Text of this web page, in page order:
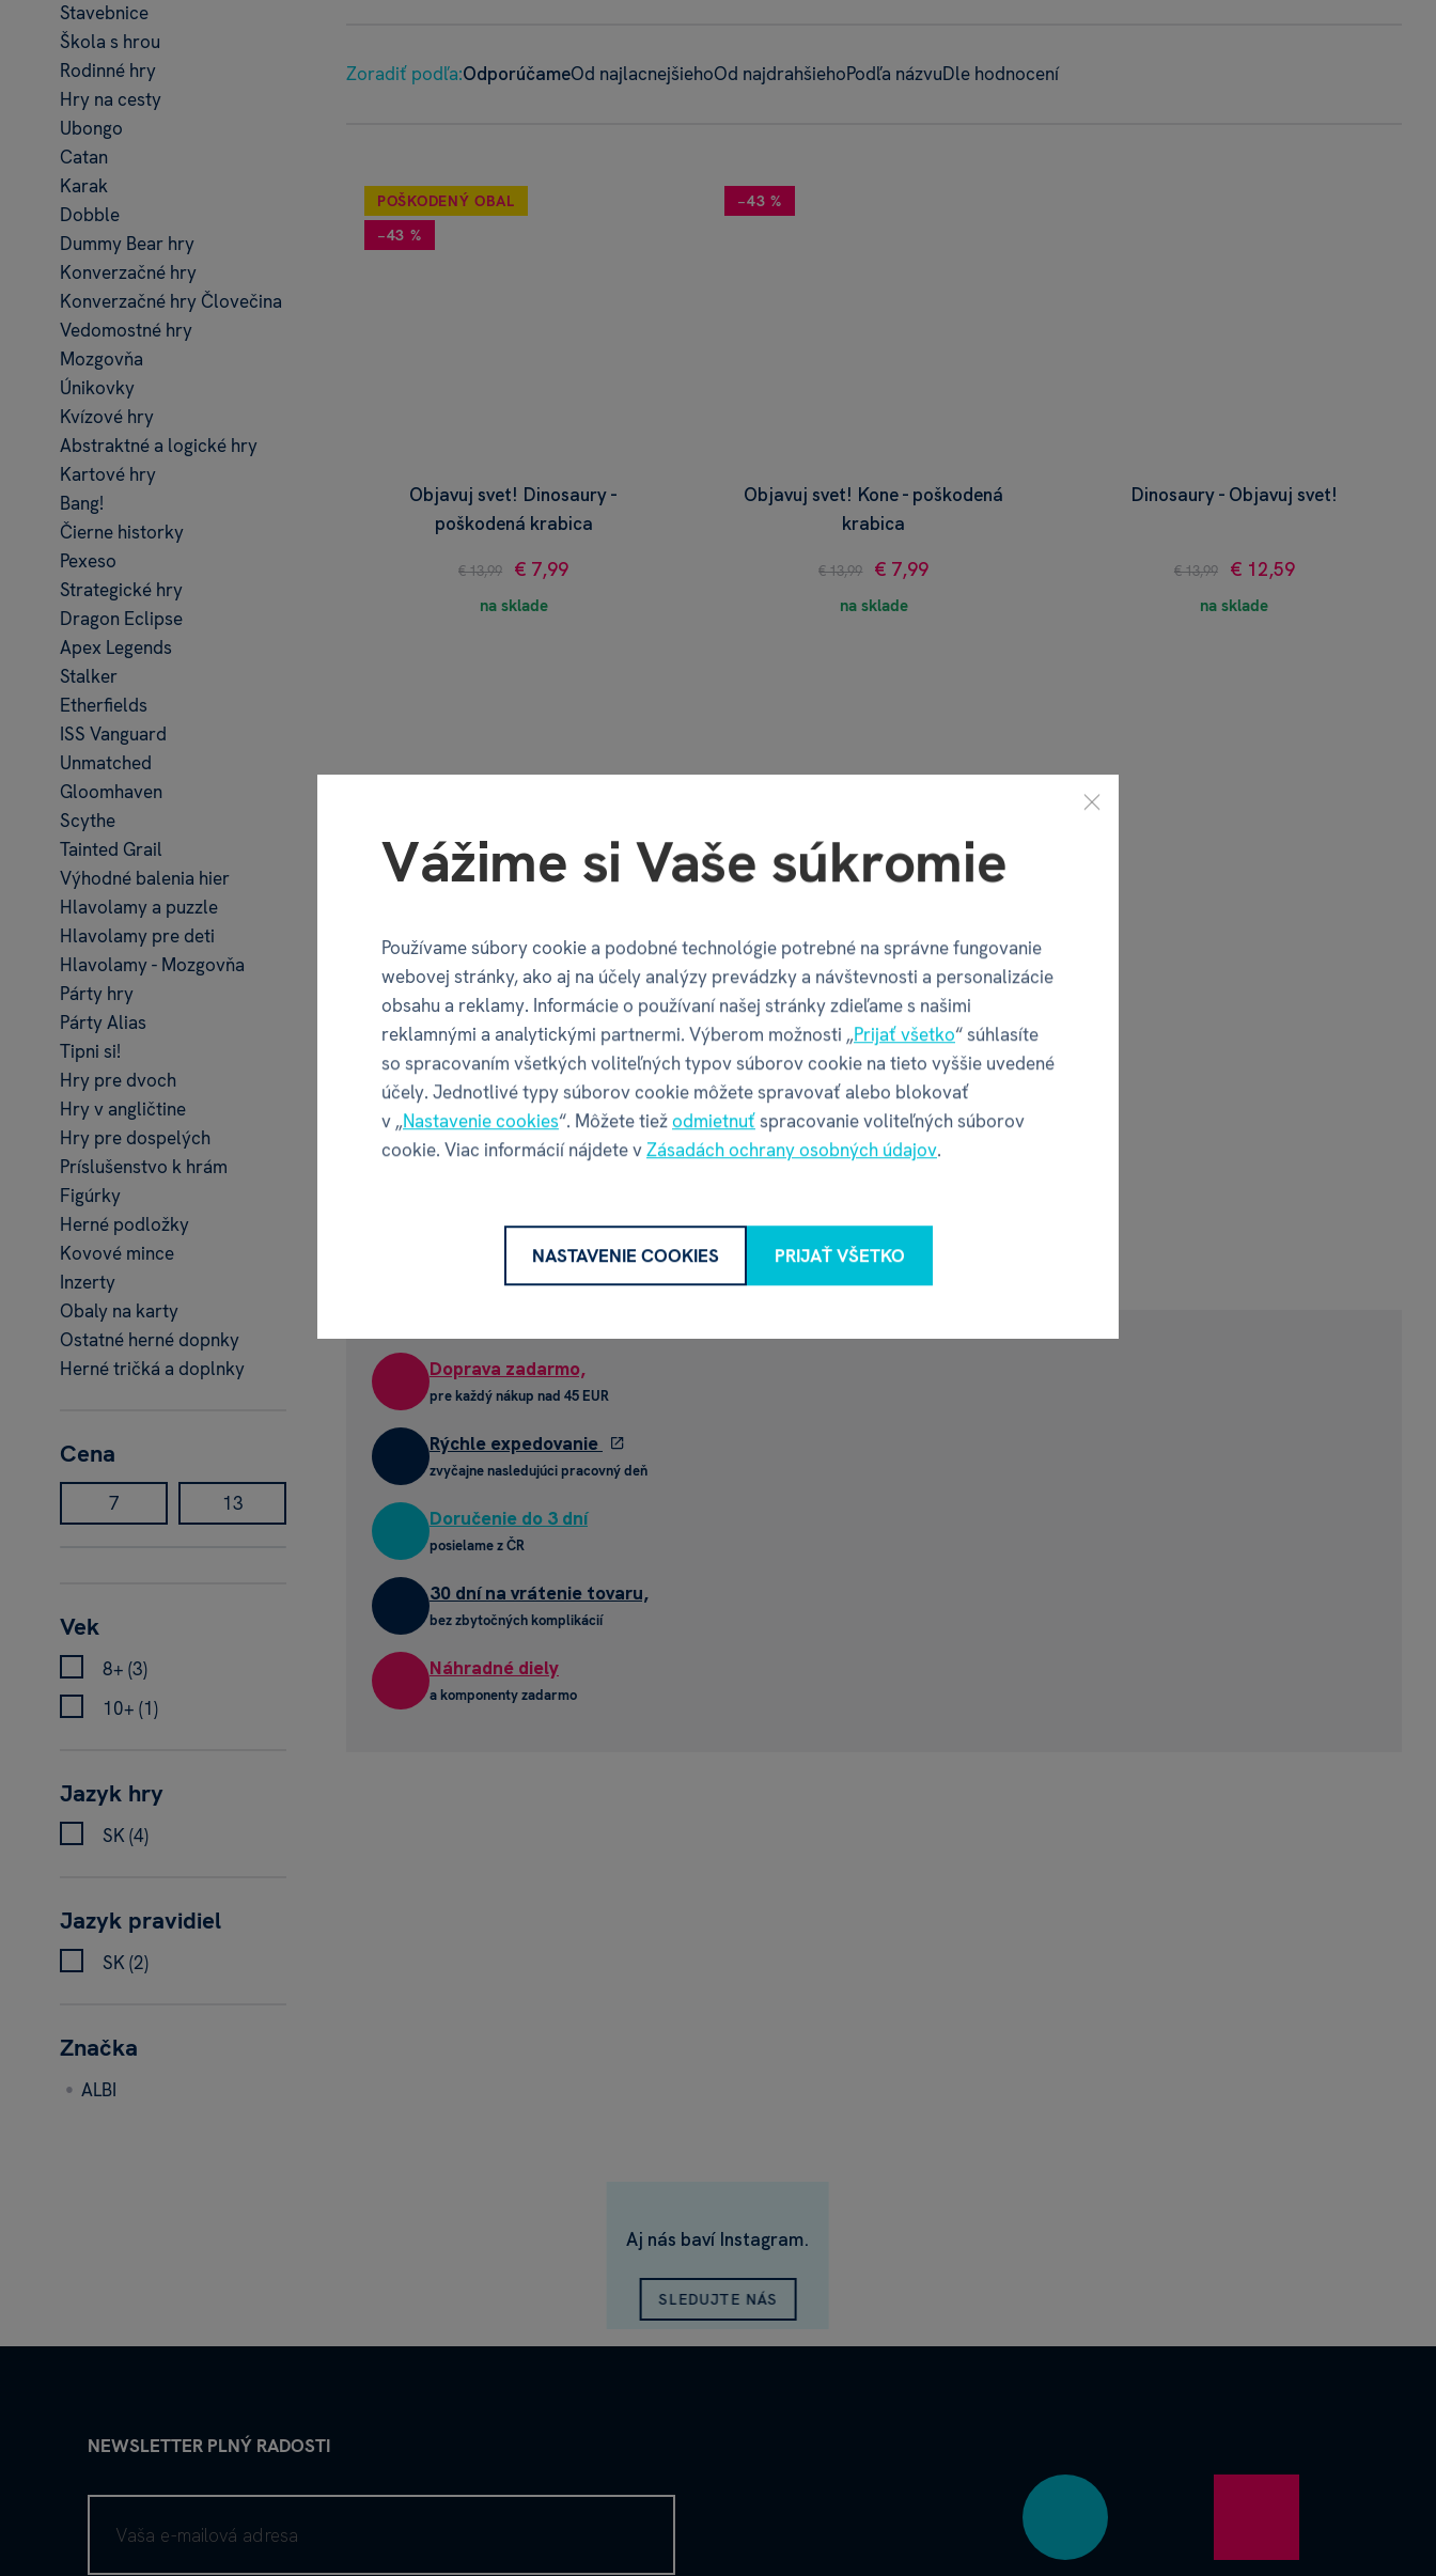
Stavebnice
Škola s hrou
Rodinné hry
Hry na cesty
Ubongo
Catan
Karak
Dobble
Dummy Bear hry
Konverzačné hry
Konverzačné hry Človečina
Vedomostné hry
Mozgovňa
Únikovky
Kvízové hry
Abstraktné a logické hry
Kartové hry
Bang!
Čierne historky
Pexeso
Strategické hry
Dragon Eclipse
Apex Legends
Stalker
Etherfields
ISS Vanguard
Unmatched
Gloomhaven
Scythe
Tainted Grail
Výhodné balenia hier
Hlavolamy a puzzle
Hlavolamy pre deti
Hlavolamy - Mozgovňa
Párty hry
Párty Alias
Tipni si!
Hry pre dvoch
Hry v angličtine
Hry pre dospelých
Príslušenstvo k hrám
Figúrky
Herné podložky
Kovové mince
Inzerty
Obaly na karty
Ostatné herné dopnky
Herné tričká a doplnky
Cena
Vek
8+ (3)
10+ (1)
Jazyk hry
SK (4)
Jazyk pravidiel
SK (2)
Značka
ALBI
Zoradiť podľa:OdporúčameOd najlacnejšiehoOd najdrahšiehoPodľa názvuDle hodnocení
POŠKODENÝ OBAL
−43 %
Objavuj svet! Dinosaury -
poškodená krabica
€ 13,99 € 7,99
na sklade
−43 %
Objavuj svet! Kone - poškodená
krabica
€ 13,99 € 7,99
na sklade
Dinosaury - Objavuj svet!
€ 13,99 € 12,59
na sklade
Rastliny - Objavuj svet!
1 x
€ 12,59
Doprava zadarmo,
pre každý nákup nad 45 EUR
Rýchle expedovanie
zvyčajne nasledujúci pracovný deň
Doručenie do 3 dní
posielame z ČR
30 dní na vrátenie tovaru,
bez zbytočných komplikácií
Náhradné diely
a komponenty zadarmo
Aj nás baví Instagram.
SLEDUJTE NÁS
NEWSLETTER PLNÝ RADOSTI
Vážime si Vaše súkromie
Používame súbory cookie a podobné technológie potrebné na správne fungovanie
webovej stránky, ako aj na účely analýzy prevádzky a návštevnosti a personalizácie
obsahu a reklamy. Informácie o používaní našej stránky zdieľame s našimi
reklamnými a analytickými partnermi. Výberom možnosti „Prijať všetko“ súhlasíte
so spracovaním všetkých voliteľných typov súborov cookie na tieto vyššie uvedené
účely. Jednotlivé typy súborov cookie môžete spravovať alebo blokovať
v „Nastavenie cookies“. Môžete tiežodmietnuťspracovanie voliteľných súborov
cookie. Viac informácií nájdete vZásadách ochrany osobných údajov.
NASTAVENIE COOKIES PRIJAŤ VŠETKO